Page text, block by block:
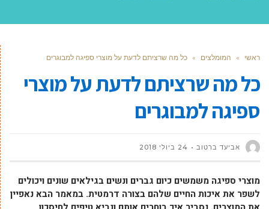
ראשי » המומלצים » כל מה שרציתם לדעת על מוצרי ספיגה למבוגרים
כל מה שרציתם לדעת על מוצרי
ספיגה למבוגרים
אביעד ברטוב 24 ביולי 2018
מוצרי ספיגה משמשים כיום גברים ונשים בגילאים שונים ויכולים
לשפר את איכות החיים שלהם בצורה דרמטית. במאמר הבא נאפיין